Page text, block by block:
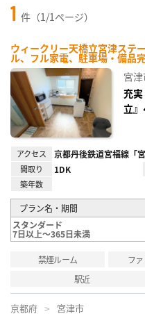
1 件（1/1ページ）
ウィークリー天橋立宮津ステ
ル、フル家電、駐車場・備品
宮
充
立
アクセス 京都丹後鉄道宮福線「
間取り 1DK
築年数
プラン名・期間
スタンダード
7日以上～365日未満
禁煙ルーム フ
駅近
京都府 宮津市